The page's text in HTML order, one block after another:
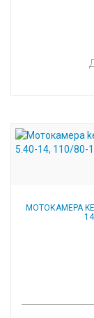
МОТОКАМЕРА